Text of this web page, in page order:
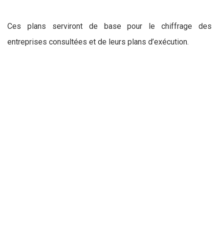
Ces plans serviront de base pour le chiffrage des
entreprises consultées et de leurs plans d’exécution.